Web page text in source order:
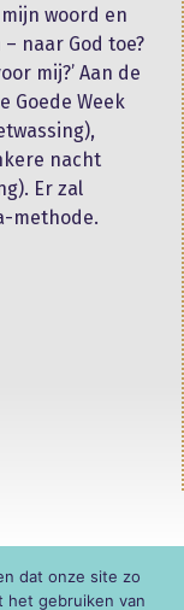
woord en
naar God toe?
mij?’ Aan de
Goede Week
nacht
Er zal
methode.
dat onze site zo
het gebruiken van